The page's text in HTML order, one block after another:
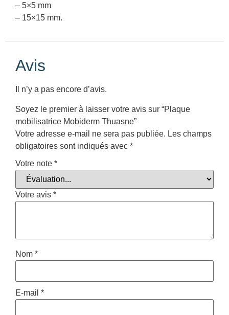
– 5×5 mm
– 15×15 mm.
Avis
Il n’y a pas encore d’avis.
Soyez le premier à laisser votre avis sur “Plaque
mobilisatrice Mobiderm Thuasne”
Votre adresse e-mail ne sera pas publiée. Les champs
obligatoires sont indiqués avec *
Votre note *
Votre avis *
Nom *
E-mail *